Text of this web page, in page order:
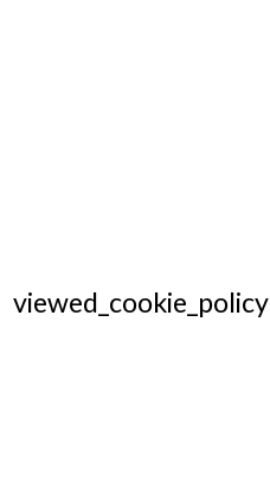
viewed_cookie_policy